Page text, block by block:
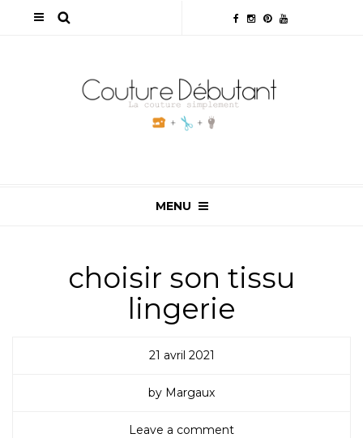
MENU
choisir son tissu
lingerie
21 avril 2021
by Margaux
Leave a comment